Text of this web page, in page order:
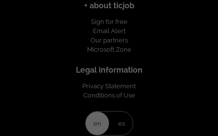
+ about ticjob
Sign for free
Email Alert
Our partners
Microsoft Zone
Legal information
Privacy Statement
Conditions of Use
en es